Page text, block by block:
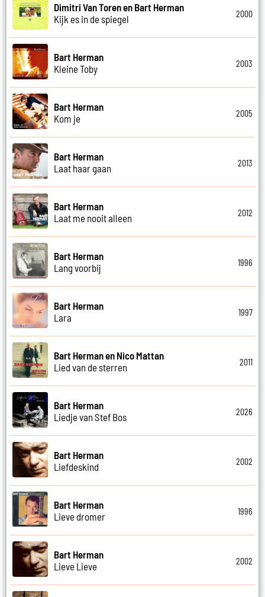
Dimitri Van Toren en Bart Herman
Kijk es in de spiegel
2000
Bart Herman
Kleine Toby
2003
Bart Herman
Kom je
2005
Bart Herman
Laat haar gaan
2013
Bart Herman
Laat me nooit alleen
2012
Bart Herman
Lang voorbij
1996
Bart Herman
Lara
1997
Bart Herman en Nico Mattan
Lied van de sterren
2011
Bart Herman
Liedje van Stef Bos
2026
Bart Herman
Liefdeskind
2002
Bart Herman
Lieve dromer
1996
Bart Herman
Lieve Lieve
2002